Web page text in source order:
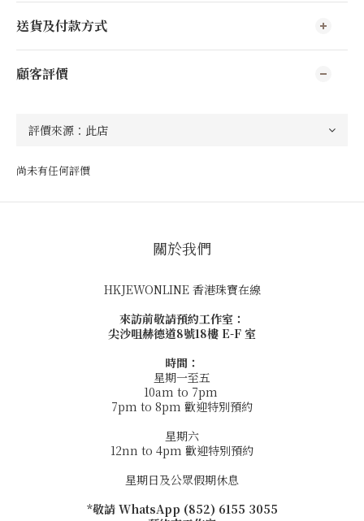
送貨及付款方式
顧客評價
尚未有任何評價
關於我們
HKJEWONLINE 香港珠寶在線
來訪前敬請預約工作室：
尖沙咀赫德道8號18樓 E-F 室
時間：
星期一至五
10am to 7pm
7pm to 8pm 歡迎特別預約
星期六
12nn to 4pm 歡迎特別預約
星期日及公眾假期休息
*敬請 WhatsApp (852) 6155 3055